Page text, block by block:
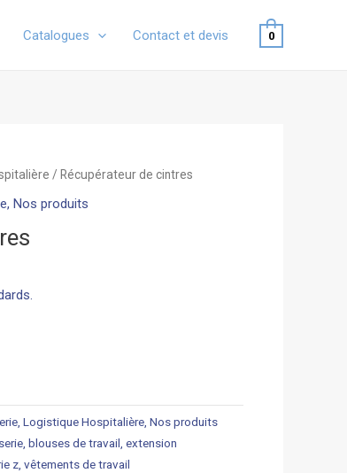
Catalogues Contact et devis 0
/ Récupérateur de cintres
,Nos produits
,Logistique Hospitalière,Nos produits
,blouses de travail,extension
z,vêtements de travail